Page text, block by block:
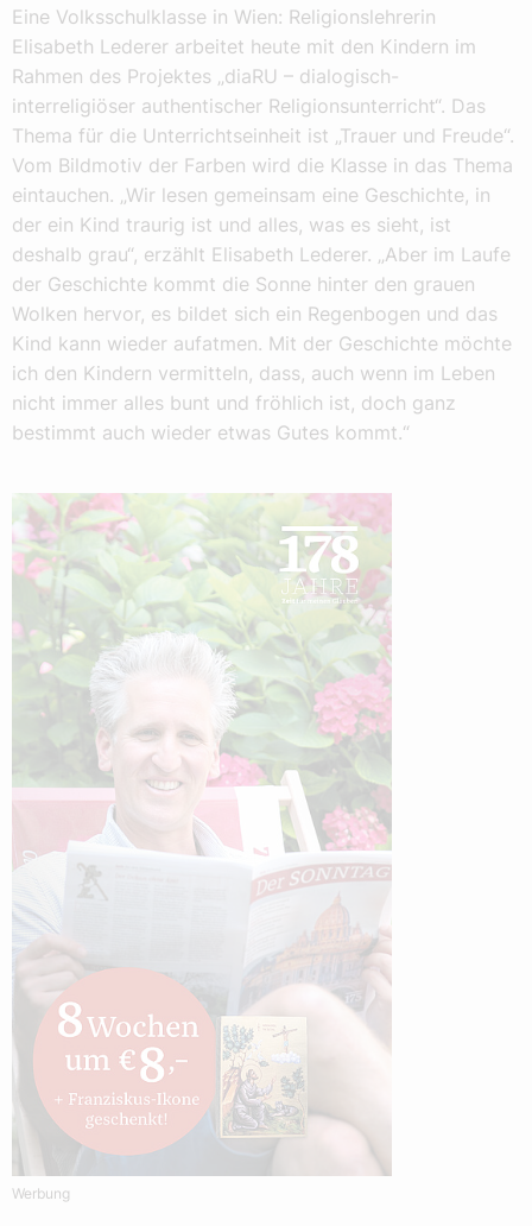
Eine Volksschulklasse in Wien: Religionslehrerin
Elisabeth Lederer arbeitet heute mit den Kindern im
Rahmen des Projektes „diaRU – dialogisch-
interreligiöser authentischer Religionsunterricht“. Das
Thema für die Unterrichtseinheit ist „Trauer und Freude“.
Vom Bildmotiv der Farben wird die Klasse in das Thema
eintauchen. „Wir lesen gemeinsam eine Geschichte, in
der ein Kind traurig ist und alles, was es sieht, ist
deshalb grau“, erzählt Elisabeth Lederer. „Aber im Laufe
der Geschichte kommt die Sonne hinter den grauen
Wolken hervor, es bildet sich ein Regenbogen und das
Kind kann wieder aufatmen. Mit der Geschichte möchte
ich den Kindern vermitteln, dass, auch wenn im Leben
nicht immer alles bunt und fröhlich ist, doch ganz
bestimmt auch wieder etwas Gutes kommt.“
Werbung